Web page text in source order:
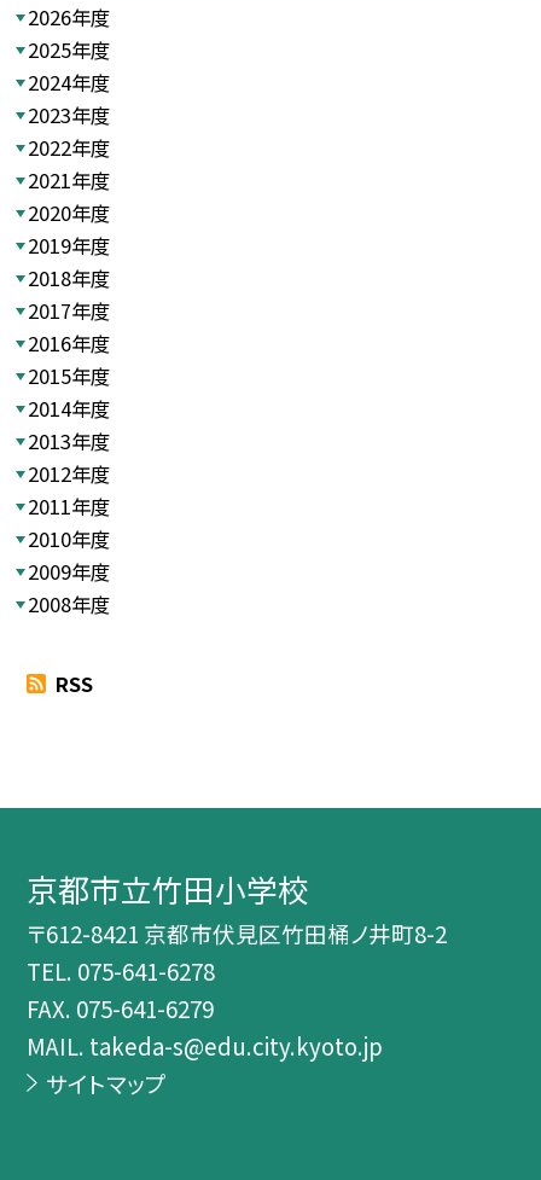
2026年度
2025年度
2024年度
2023年度
2022年度
2021年度
2020年度
2019年度
2018年度
2017年度
2016年度
2015年度
2014年度
2013年度
2012年度
2011年度
2010年度
2009年度
2008年度
RSS
京都市立竹田小学校
〒612-8421 京都市伏見区竹田桶ノ井町8-2
TEL. 075-641-6278
FAX. 075-641-6279
MAIL. takeda-s@edu.city.kyoto.jp
サイトマップ